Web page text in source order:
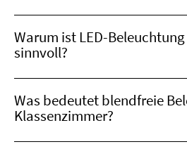
Warum ist LED-
sinnvoll?
Was bedeutet blendfreie
Klassenzimmer?